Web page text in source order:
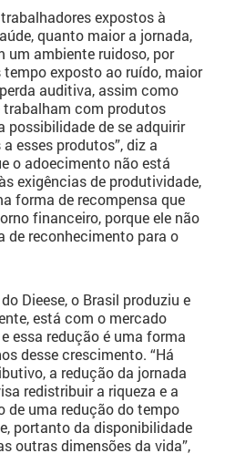
expostos à
quanto maior a jornada,
um ambiente ruidoso, por
exposto ao ruído, maior
auditiva, assim como
com produtos
possibilidade de se adquirir
esses produtos”, diz a
o adoecimento não está
exigências de produtividade,
forma de recompensa que
financeiro, porque ele não
de reconhecimento para o
Dieese, o Brasil produziu e
está com o mercado
essa redução é uma forma
desse crescimento. “Há
a redução da jornada
redistribuir a riqueza e a
de uma redução do tempo
portanto da disponibilidade
outras dimensões da vida”,